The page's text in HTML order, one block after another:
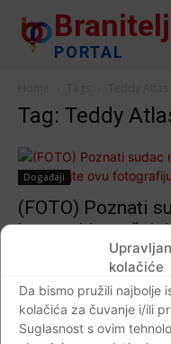
kolačiće
Da bismo pružili najbolje
kolačića za čuvanje i/ili
Suglasnost s ovim
PORTAL
Tag: Teddy
Događaji
(FOTO) Poznati
javnosti i
fotografiju, ovo je